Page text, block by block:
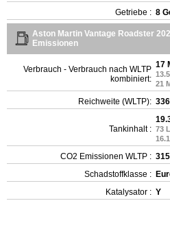
Getriebe : 8
Aston Martin Vantage Roadster
Emissionen
Verbrauch - Verbrauch nach WLTP
kombiniert:
17
21
Reichweite (WLTP):
Tankinhalt : 73 L
CO2 Emissionen WLTP :
Schadstoffklasse :
Katalysator : Y